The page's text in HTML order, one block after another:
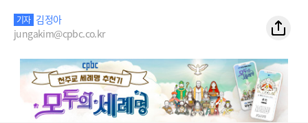
기자 김정아
jungakim@cpbc.co.kr